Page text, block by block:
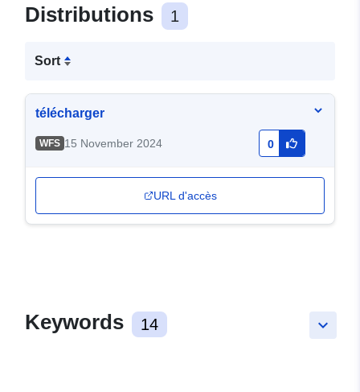
Distributions 1
Sort
télécharger
WFS 15 November 2024 0
URL d'accès
keyboard_arrow_down
Keywords 14